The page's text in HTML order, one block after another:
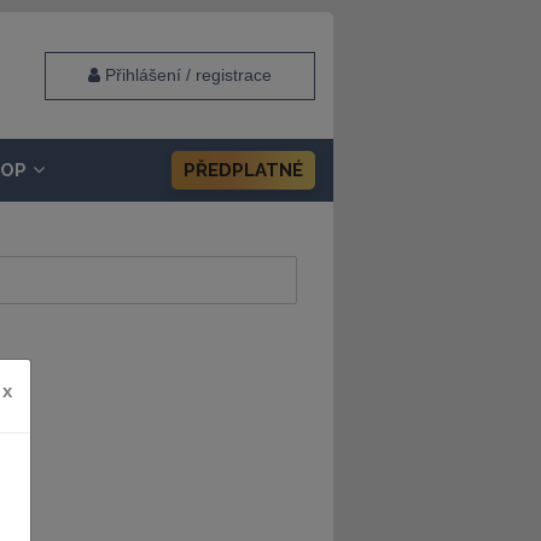
Přihlášení / registrace
PŘEDPLATNÉ
x